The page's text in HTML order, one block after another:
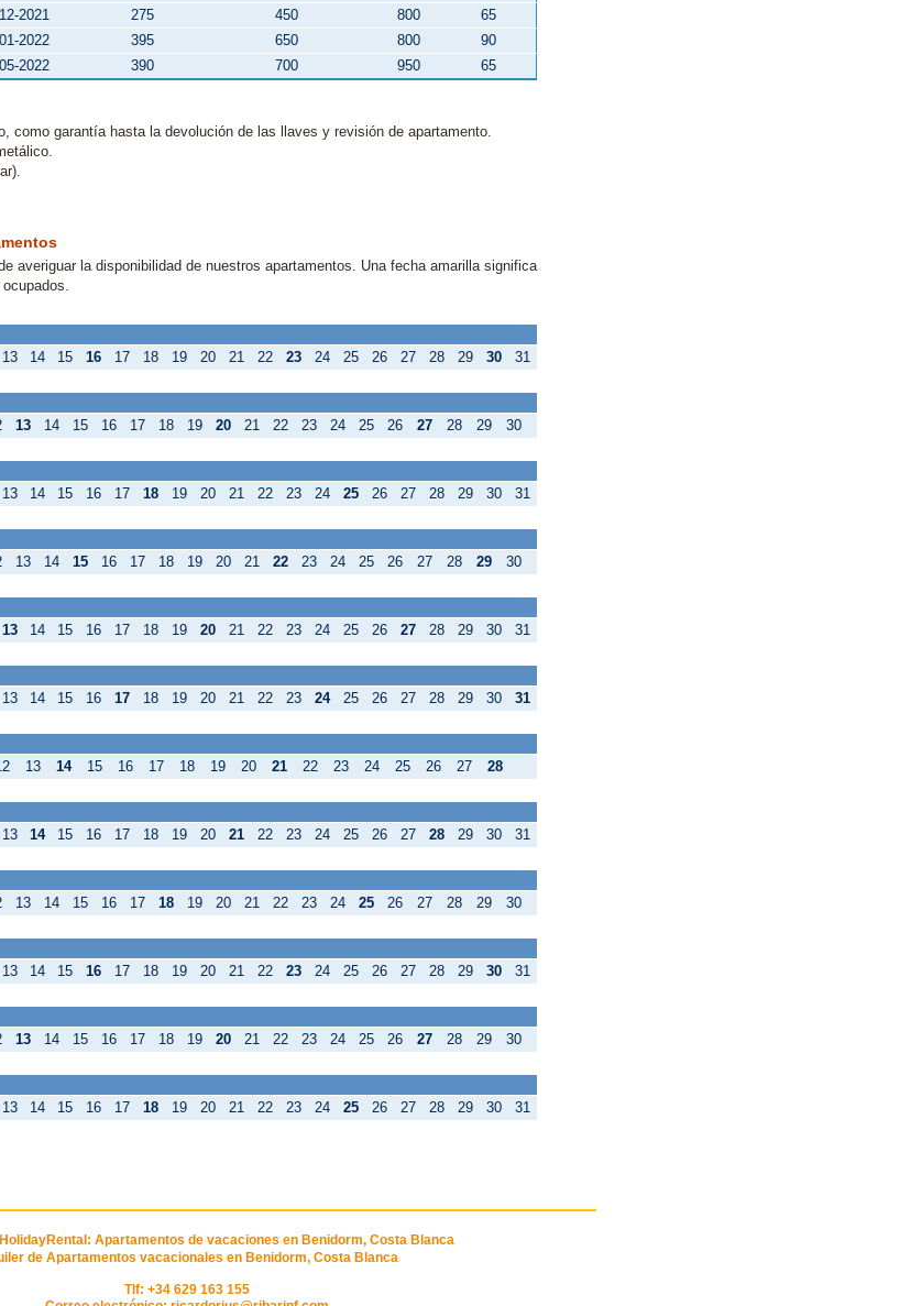
2021 275 450 800
65
2022 395 650 800
90
2022 390 700 950 65
como garantía hasta la devolución de las llaves y revisión de apartamento.
averiguar la disponibilidad de nuestros apartamentos. Una fecha amarilla significa
13 14 15 16 17 18 19 20 21 22 23 24 25 26 27 28 29 30 31
13 14 15 16 17 18 19 20 21 22 23 24 25 26 27 28 29 30
13 14 15 16 17 18 19 20 21 22 23 24 25 26 27 28 29 30 31
13 14 15 16 17 18 19 20 21 22 23 24 25 26 27 28 29 30
13 14 15 16 17 18 19 20 21 22 23 24 25 26 27 28 29 30 31
13 14 15 16 17 18 19 20 21 22 23 24 25 26 27 28 29 30 31
13 14 15 16 17 18 19 20 21 22 23 24 25 26 27 28
13 14 15 16 17 18 19 20 21 22 23 24 25 26 27 28 29 30 31
13 14 15 16 17 18 19 20 21 22 23 24 25 26 27 28 29 30
13 14 15 16 17 18 19 20 21 22 23 24 25 26 27 28 29 30 31
13 14 15 16 17 18 19 20 21 22 23 24 25 26 27 28 29 30
13 14 15 16 17 18 19 20 21 22 23 24 25 26 27 28 29 30 31
de Apartamentos vacacionales en Benidorm, Costa Blanca
Tlf: +34 629 163 155